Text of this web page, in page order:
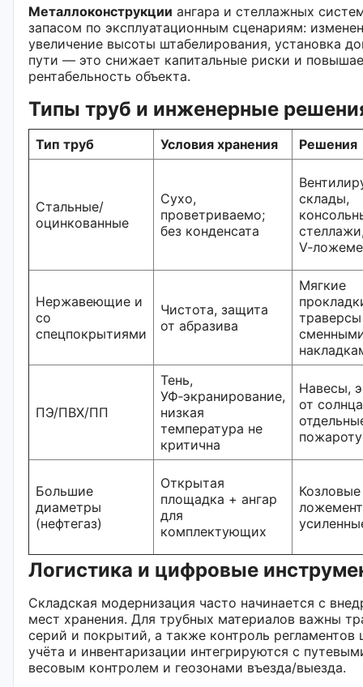
Металлоконструкции ангара и стеллажных
запасом по эксплуатационным сценариям:
увеличение высоты штабелирования, установка
пути — это снижает капитальные риски и
рентабельность объекта.
Типы труб и инженерные
Тип труб Условия хранения Решения
Стальные/
оцинкованные
Сухо,
проветриваемо;
без конденсата
склады,
Нержавеющие и
со
спецпокрытиями
Чистота, защита
от абразива
Мягкие
ПЭ/ПВХ/ПП
Тень,
УФ‑экранирование,
низкая
температура не
критична
Навесы,
от
Большие
диаметры
(нефтегаз)
Открытая
площадка + ангар
для
комплектующих
Логистика и цифровые
Складская модернизация часто начинается с
мест хранения. Для трубных материалов важны
серий и покрытий, а также контроль
учёта и инвентаризации интегрируются с
весовым контролем и геозонами въезда/выезда.